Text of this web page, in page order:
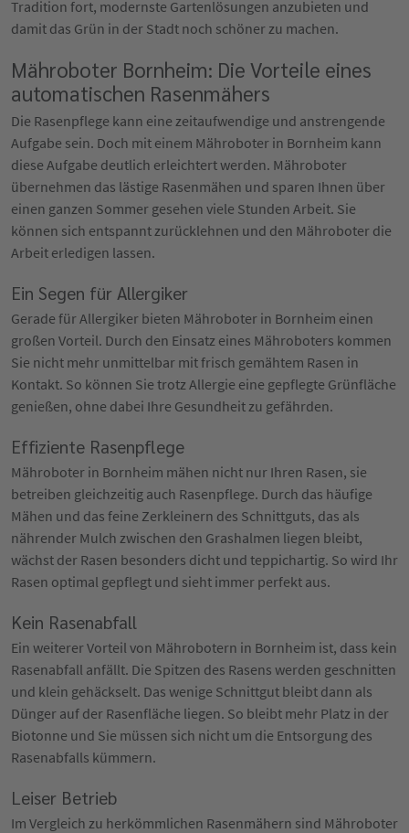
Tradition fort, modernste Gartenlösungen anzubieten und
damit das Grün in der Stadt noch schöner zu machen.
Mähroboter Bornheim: Die Vorteile eines
automatischen Rasenmähers
Die Rasenpflege kann eine zeitaufwendige und anstrengende
Aufgabe sein. Doch mit einem Mähroboter in Bornheim kann
diese Aufgabe deutlich erleichtert werden. Mähroboter
übernehmen das lästige Rasenmähen und sparen Ihnen über
einen ganzen Sommer gesehen viele Stunden Arbeit. Sie
können sich entspannt zurücklehnen und den Mähroboter die
Arbeit erledigen lassen.
Ein Segen für Allergiker
Gerade für Allergiker bieten Mähroboter in Bornheim einen
großen Vorteil. Durch den Einsatz eines Mähroboters kommen
Sie nicht mehr unmittelbar mit frisch gemähtem Rasen in
Kontakt. So können Sie trotz Allergie eine gepflegte Grünfläche
genießen, ohne dabei Ihre Gesundheit zu gefährden.
Effiziente Rasenpflege
Mähroboter in Bornheim mähen nicht nur Ihren Rasen, sie
betreiben gleichzeitig auch Rasenpflege. Durch das häufige
Mähen und das feine Zerkleinern des Schnittguts, das als
nährender Mulch zwischen den Grashalmen liegen bleibt,
wächst der Rasen besonders dicht und teppichartig. So wird Ihr
Rasen optimal gepflegt und sieht immer perfekt aus.
Kein Rasenabfall
Ein weiterer Vorteil von Mährobotern in Bornheim ist, dass kein
Rasenabfall anfällt. Die Spitzen des Rasens werden geschnitten
und klein gehäckselt. Das wenige Schnittgut bleibt dann als
Dünger auf der Rasenfläche liegen. So bleibt mehr Platz in der
Biotonne und Sie müssen sich nicht um die Entsorgung des
Rasenabfalls kümmern.
Leiser Betrieb
Im Vergleich zu herkömmlichen Rasenmähern sind Mähroboter